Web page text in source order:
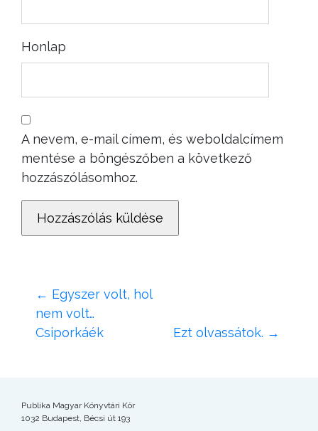
Honlap
A nevem, e-mail címem, és weboldalcímem
mentése a böngészőben a következő
hozzászólásomhoz.
← Egyszer volt, hol
nem volt…
Csiporkáék
Ezt olvassátok. →
Publika Magyar Könyvtári Kör
1032 Budapest, Bécsi út 193